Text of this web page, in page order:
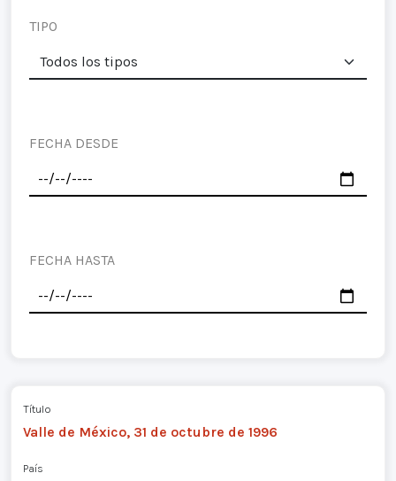
TIPO
FECHA DESDE
FECHA HASTA
Título
Valle de México, 31 de octubre de 1996
País